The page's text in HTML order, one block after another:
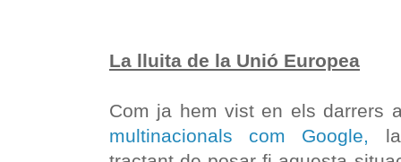
La lluita de la Unió Europea
Com ja hem vist en els darrers
multinacionals com Google,